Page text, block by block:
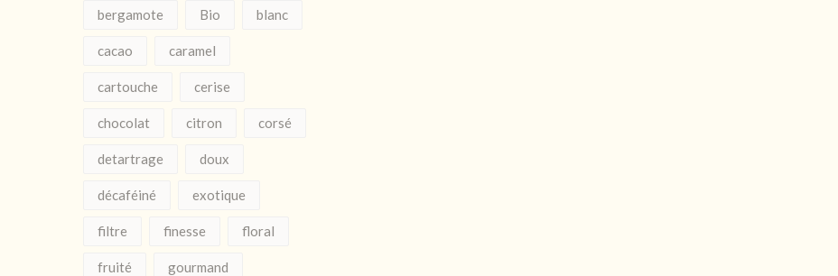
bergamote Bio blanc
cacao caramel
cartouche cerise
chocolat citron corsé
detartrage doux
décaféiné exotique
filtre finesse floral
fruité gourmand